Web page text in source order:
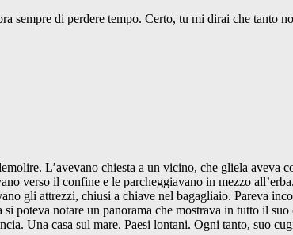
sempre di perdere tempo. Certo, tu mi dirai che tanto
L’avevano chiesta a un vicino, che gliela aveva
verso il confine e le parcheggiavano in mezzo
gli attrezzi, chiusi a chiave nel bagagliaio. Pareva
poteva notare un panorama che mostrava in tutto il
Una casa sul mare. Paesi lontani. Ogni tanto, suo